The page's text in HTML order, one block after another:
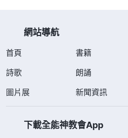
網站導航
首頁 書籍
詩歌
朗誦
圖片展
新聞資訊
下載全能神教會App